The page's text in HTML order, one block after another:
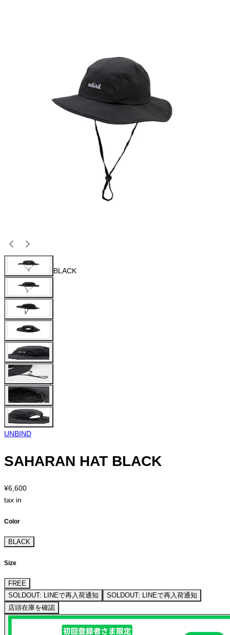
BLACK
UNBIND
SAHARAN HAT BLACK
¥6,600
tax in
Color
BLACK
Size
FREE
SOLDOUT: LINEで再入荷通知
SOLDOUT: LINEで再入荷通知
店頭在庫を確認